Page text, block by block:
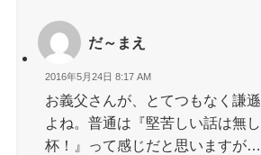
だ～まえ
2016年5月24日 8:17 AM
お義父さんが、とてつもなく謙
よね。普通は『堅苦しい話は無
杯！』って感じだと思いますが…